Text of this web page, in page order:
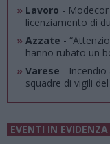
» Lavoro -
licenziamento di
» Azzate -
hanno rubato un
» Varese - Incendio
squadre di vigili
EVENTI IN EVIDENZA